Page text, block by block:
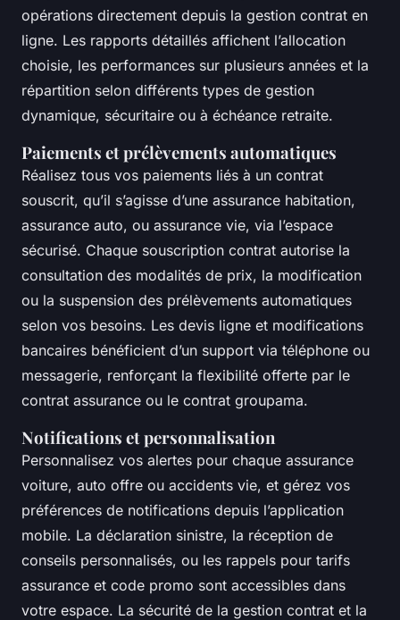
opérations directement depuis la gestion contrat en
ligne. Les rapports détaillés affichent l’allocation
choisie, les performances sur plusieurs années et la
répartition selon différents types de gestion
dynamique, sécuritaire ou à échéance retraite.
Paiements et prélèvements automatiques
Réalisez tous vos paiements liés à un contrat
souscrit, qu’il s’agisse d’une assurance habitation,
assurance auto, ou assurance vie, via l’espace
sécurisé. Chaque souscription contrat autorise la
consultation des modalités de prix, la modification
ou la suspension des prélèvements automatiques
selon vos besoins. Les devis ligne et modifications
bancaires bénéficient d’un support via téléphone ou
messagerie, renforçant la flexibilité offerte par le
contrat assurance ou le contrat groupama.
Notifications et personnalisation
Personnalisez vos alertes pour chaque assurance
voiture, auto offre ou accidents vie, et gérez vos
préférences de notifications depuis l’application
mobile. La déclaration sinistre, la réception de
conseils personnalisés, ou les rappels pour tarifs
assurance et code promo sont accessibles dans
votre espace. La sécurité de la gestion contrat et la